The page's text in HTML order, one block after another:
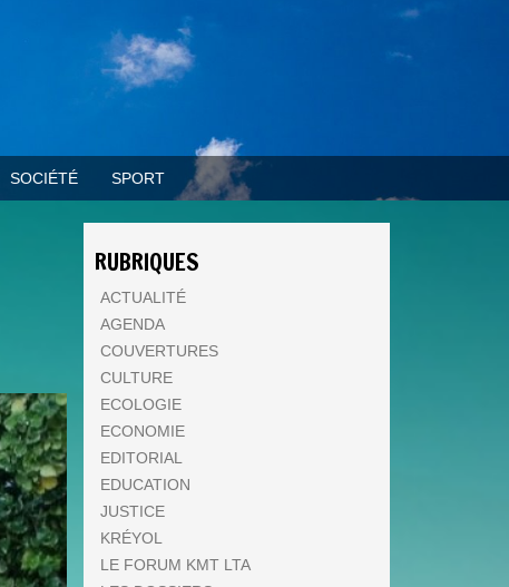
SOCIÉTÉ SPORT
RUBRIQUES
ACTUALITÉ
AGENDA
COUVERTURES
CULTURE
ECOLOGIE
ECONOMIE
EDITORIAL
EDUCATION
JUSTICE
KRÉYOL
LE FORUM KMT LTA